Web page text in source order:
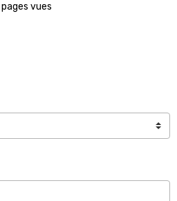
pages vues